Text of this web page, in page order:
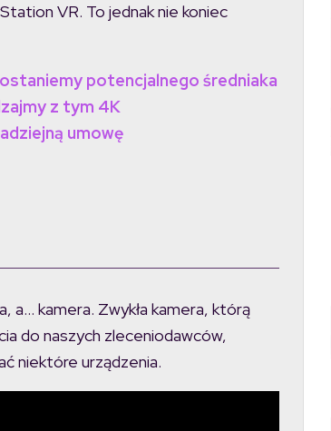
VR. To jednak nie koniec
potencjalnego średniaka
z tym 4K
umowę
a… kamera. Zwykła kamera, którą
do naszych zleceniodawców,
niektóre urządzenia.